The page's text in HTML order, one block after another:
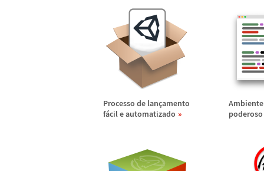
Processo de lançamento
fácil e automatizado